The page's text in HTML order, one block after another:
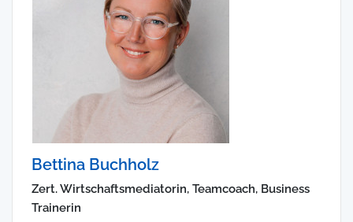
Bettina Buchholz
Zert. Wirtschaftsmediatorin, Teamcoach, Business
Trainerin